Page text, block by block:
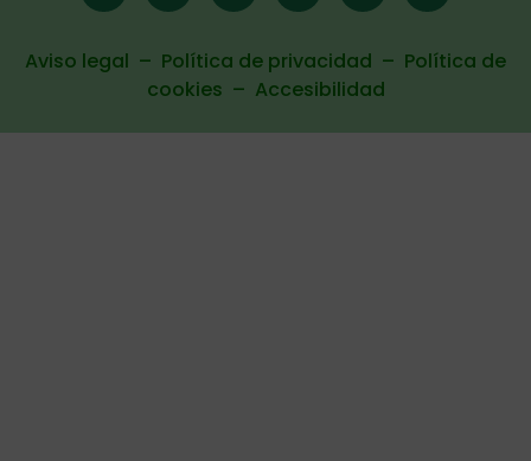
Aviso legal – Política de privacidad – Política de
cookies – Accesibilidad